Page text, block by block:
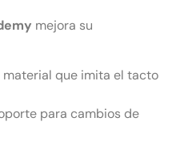
mejora su
material que imita el tacto
para cambios de